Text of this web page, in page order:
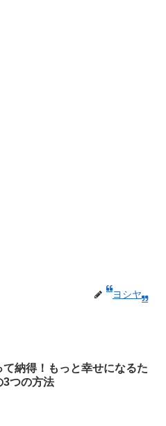
ヨシヤ
て納得！もっと幸せになるた
3つの方法